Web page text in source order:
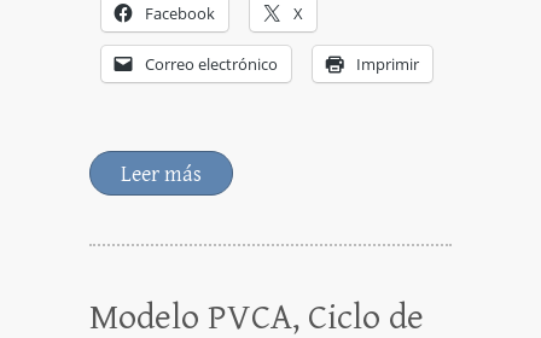
Facebook X
Correo electrónico Imprimir
Leer más
Modelo PVCA, Ciclo de